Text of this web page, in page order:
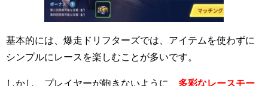
基本的には、爆走ドリフターズでは、アイテムを使わずに
シンプルにレースを楽しむことが多いです。
しかし、プレイヤーが飽きないように、 多彩なレースモー